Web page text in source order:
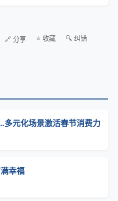
🔗 分享 ⭐ 收藏 🔍 纠错
元化场景激活春节消费力
幸福